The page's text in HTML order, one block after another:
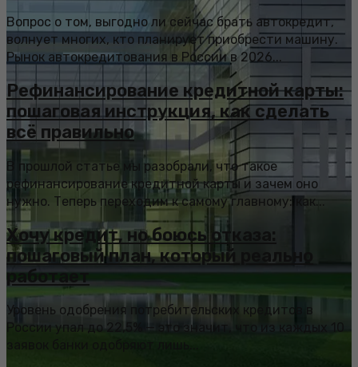
Вопрос о том, выгодно ли сейчас брать автокредит,
волнует многих, кто планирует приобрести машину.
Рынок автокредитования в России в 2026...
Рефинансирование кредитной карты:
пошаговая инструкция, как сделать
всё правильно
В прошлой статье мы разобрали, что такое
рефинансирование кредитной карты и зачем оно
нужно. Теперь переходим к самому главному: как...
Хочу кредит, но боюсь отказа:
пошаговый план, который реально
работает
Уровень одобрения потребительских кредитов в
России упал до 22,5% — это значит, что из каждых 10
заявок банки одобряют лишь...